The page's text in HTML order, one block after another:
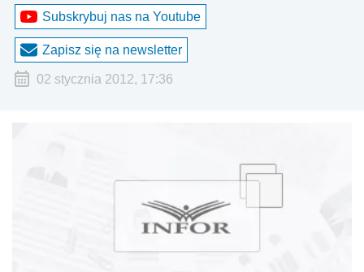
Subskrybuj nas na Youtube
Zapisz się na newsletter
02 stycznia 2012, 17:36